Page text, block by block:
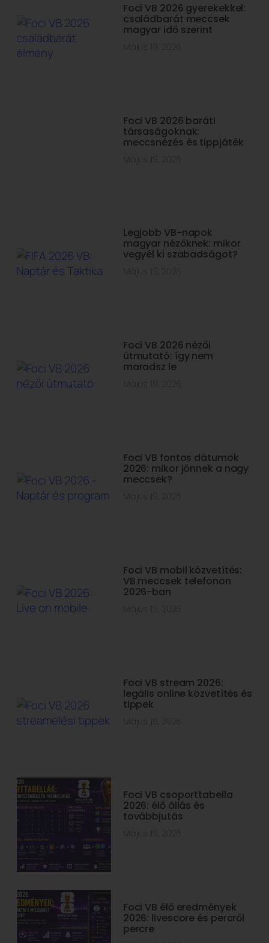
Foci VB 2026 gyerekekkel:
családbarát meccsek
magyar idő szerint
Foci VB 2026 baráti
társaságoknak:
meccsnézés és tippjáték
Legjobb VB-napok
magyar nézőknek: mikor
vegyél ki szabadságot?
Foci VB 2026 nézői
útmutató: így nem
maradsz le
Foci VB fontos dátumok
2026: mikor jönnek a nagy
meccsek?
Foci VB mobil közvetítés:
VB meccsek telefonon
2026-ban
Foci VB stream 2026:
legális online közvetítés és
tippek
Foci VB csoporttabella
2026: élő állás és
továbbjutás
Foci VB élő eredmények
2026: livescore és percről
percre